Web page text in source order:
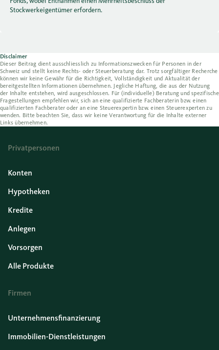
Stockwerkeigentümer erfordern.
Disclaimer
Dieser Beitrag dient ausschliesslich zu Informationszwecken für Personen in der
Schweiz und stellt keine Rechts- oder Steuerberatung dar. Trotz sorgfältiger Recherche
können wir keine Gewähr für die Richtigkeit, Vollständigkeit und Aktualität der
bereitgestellten Informationen übernehmen. Jegliche Haftung, die aus der Nutzung
der Inhalte entstehen, wird ausgeschlossen. Für (individuelle) Beratung und spezifische
Fragestellungen empfehlen wir, sich an eine qualifizierte Fachberaterin bzw. einen
qualifizierten Fachberater oder an eine Steuerexpertin bzw. einen Steuerexperten zu
wenden. Bitte beachten Sie, dass wir keine Verantwortung für die Inhalte externer
Links übernehmen.
Privatpersonen
Konten
Hypotheken
Kredite
Anlegen
Vorsorgen
Alle Produkte
Firmen
Unternehmensfinanzierung
Immobilien-Dienstleistungen